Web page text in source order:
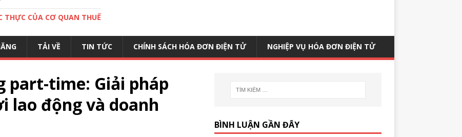
CỦA CƠ QUAN THUẾ
TẢI VỀ TIN TỨC CHÍNH SÁCH HÓA ĐƠN ĐIỆN TỬ NGHIỆP VỤ HÓA ĐƠN ĐIỆN TỬ
part-time: Giải pháp
lao động và doanh
BÌNH LUẬN GẦN ĐÂY